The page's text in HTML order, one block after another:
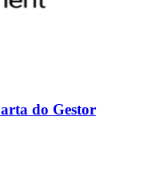
do Gestor